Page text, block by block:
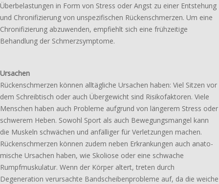
Überbelastungen in Form von Stress oder Angst zu einer Entstehung
und Chronifizierung von unspe­zi­fi­schen Rückenschmerzen. Um eine
Chronifizierung abzu­wen­den, empfiehlt sich eine früh­zei­ti­ge
Behandlung der Schmerzsymptome.
Ursachen
Rückenschmerzen können alltäg­li­che Ursachen haben: Viel Sitzen vor
dem Schreibtisch oder auch Übergewicht sind Risikofaktoren. Viele
Menschen haben auch Probleme aufgrund von länge­rem Stress oder
schwe­rem Heben. Sowohl Sport als auch Bewegungsmangel kann
die Muskeln schwä­chen und anfäl­li­ger für Verletzungen machen.
Rückenschmerzen können zudem neben Erkrankungen auch anato­
mi­sche Ursachen haben, wie Skoliose oder eine schwa­che
Rumpfmuskulatur. Wenn der Körper altert, treten durch
Degeneration verur­sach­te Bandscheibenprobleme auf, da die weiche